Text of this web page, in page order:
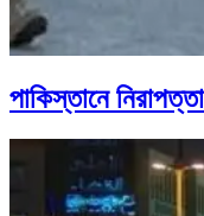
পাকিস্তানে